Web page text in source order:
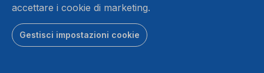
accettare i cookie di marketing.
Gestisci impostazioni cookie